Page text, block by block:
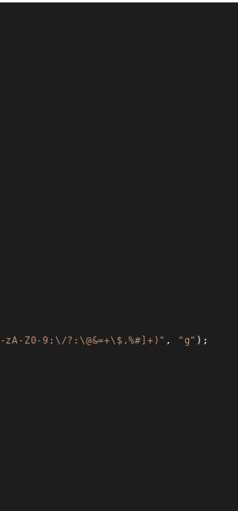
9;\/?:\@&=+\$,%#]+)" , "g" ) ;